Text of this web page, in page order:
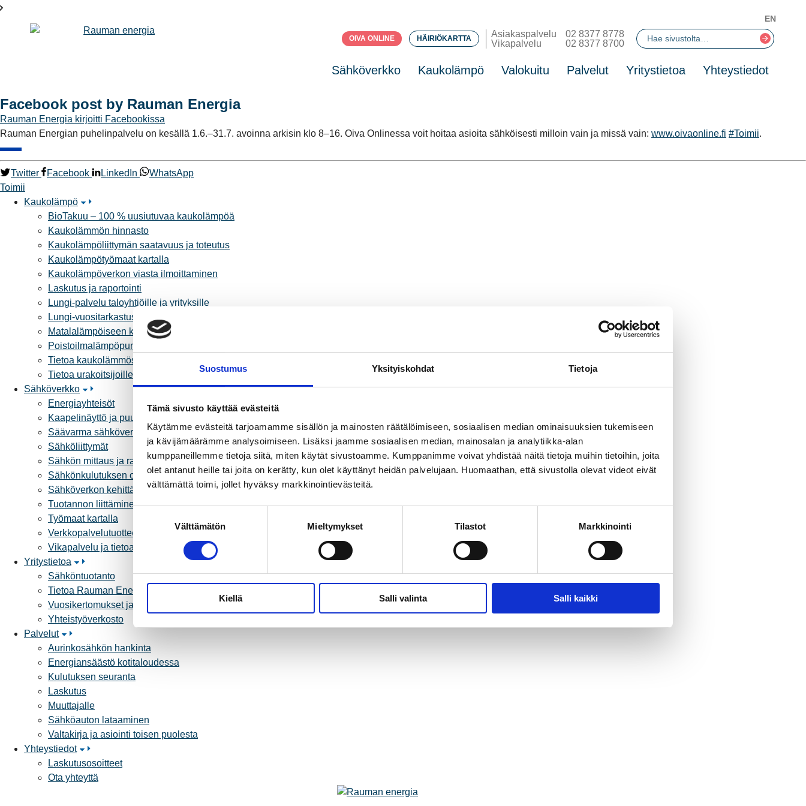
Suostumus Yksityiskohdat Tietoja
Tämä sivusto käyttää evästeitä
Käytämme evästeitä tarjoamamme sisällön ja mainosten räätälöimiseen, sosiaalisen median ominaisuuksien tukemiseen
ja kävijämäärämme analysoimiseen. Lisäksi jaamme sosiaalisen median, mainosalan ja analytiikka-alan
kumppaneillemme tietoja siitä, miten käytät sivustoamme. Kumppanimme voivat yhdistää näitä tietoja muihin tietoihin, joita
olet antanut heille tai joita on kerätty, kun olet käyttänyt heidän palvelujaan. Huomaathan, että sivustolla olevat videot eivät
välttämättä toimi, jollet hyväksy markkinointievästeitä.
k
s
Välttämätön Mieltymykset Tilastot Markkinointi
Kiellä Salli valinta Salli kaikki
OIVA ONLINE HÄIRIÖKARTTA Asiakaspalvelu
02 8377 8778
Vikapalvelu
02 8377 8700
Sähköverkko Kaukolämpö Valokuitu Palvelut Yritystietoa Yhteystiedot
EN
Facebook post by Rauman Energia
Rauman Energia kirjoitti Facebookissa
Rauman Energian puhelinpalvelu on kesällä 1.6.–31.7. avoinna arkisin klo 8–16. Oiva Onlinessa voit hoitaa asioita sähköisesti milloin vain ja missä vain: www.oivaonline.fi #Toimii.
Twitter Facebook LinkedIn
WhatsApp
Toimii
Kaukolämpö
BioTakuu – 100 % uusiutuvaa kaukolämpöä
Kaukolämmön hinnasto
Kaukolämpöliittymän saatavuus ja toteutus
Kaukolämpötyömaat kartalla
Kaukolämpöverkon viasta ilmoittaminen
Laskutus ja raportointi
Lungi-palvelu taloyhtiöille ja yrityksille
Lungi-vuositarkastus kuluttajille
Matalalämpöiseen kaukolämpöön siirtyminen
Poistoilmalämpöpumppu kaukolämpötaloon
Tietoa kaukolämmöstä
Tietoa urakoitsijoille
Sähköverkko
Energiayhteisöt
Kaapelinäyttö ja puunkaatoapu
Säävarma sähköverkko
Sähköliittymät
Sähkön mittaus ja raportointi
Sähkönkulutuksen ohjaus kiinteistössä
Sähköverkon kehittämissuunnitelma
Tuotannon liittäminen verkkoon
Työmaat kartalla
Verkkopalvelutuotteet ja hinnastot
Vikapalvelu ja tietoa jakeluhäiriöistä
Yritystietoa
Sähköntuotanto
Tietoa Rauman Energiasta
Vuosikertomukset ja asiakaslehti
Yhteistyöverkosto
Palvelut
Aurinkosähkön hankinta
Energiansäästö kotitaloudessa
Kulutuksen seuranta
Laskutus
Muuttajalle
Sähköauton lataaminen
Valtakirja ja asiointi toisen puolesta
Yhteystiedot
Laskutusosoitteet
Ota yhteyttä